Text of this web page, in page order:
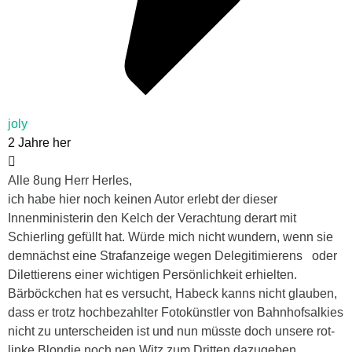
joly
2 Jahre her
Alle 8ung Herr Herles,
ich habe hier noch keinen Autor erlebt der dieser
Innenministerin den Kelch der Verachtung derart mit
Schierling gefüllt hat. Würde mich nicht wundern, wenn sie
demnächst eine Strafanzeige wegen Delegitimierens
oder
Dilettierens einer wichtigen Persönlichkeit erhielten.
Bärböckchen hat es versucht, Habeck kanns nicht glauben,
dass er trotz hochbezahlter Fotokünstler von Bahnhofsalkies
nicht zu unterscheiden ist und nun müsste doch unsere rot-